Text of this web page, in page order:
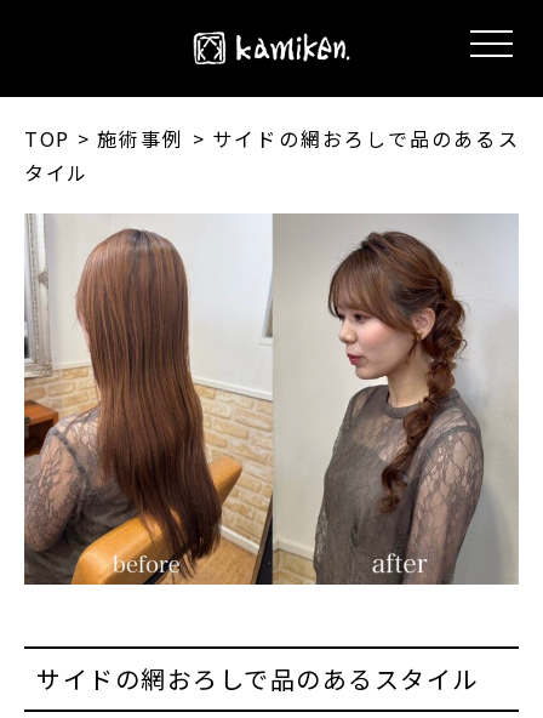
TOP > 施術事例 > サイドの網おろしで品のあるス
タイル
サイドの網おろしで品のあるスタイル